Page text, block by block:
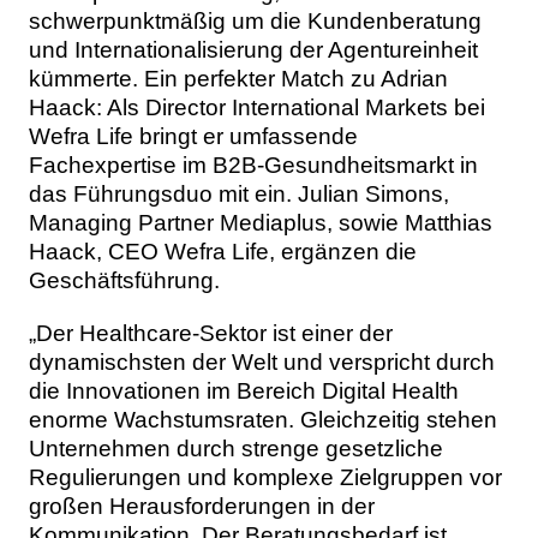
schwerpunktmäßig um die Kundenberatung
und Internationalisierung der Agentureinheit
kümmerte. Ein perfekter Match zu Adrian
Haack: Als Director International Markets bei
Wefra Life bringt er umfassende
Fachexpertise im B2B-Gesundheitsmarkt in
das Führungsduo mit ein. Julian Simons,
Managing Partner Mediaplus, sowie Matthias
Haack, CEO Wefra Life, ergänzen die
Geschäftsführung.
„Der Healthcare-Sektor ist einer der
dynamischsten der Welt und verspricht durch
die Innovationen im Bereich Digital Health
enorme Wachstumsraten. Gleichzeitig stehen
Unternehmen durch strenge gesetzliche
Regulierungen und komplexe Zielgruppen vor
großen Herausforderungen in der